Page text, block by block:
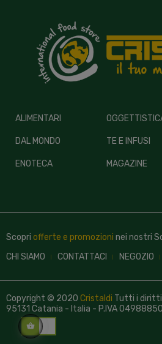
ALIMENTARI
DAL MONDO
ENOTECA
TE E INFUSI
MAGAZINE
Scopri offerte e promozioni nei nostri
CHI SIAMO
CONTATTACI NEGOZIO
Copyright © 2020 Cristaldi Tutti i diritti
95131 Catania - Italia - P.IVA